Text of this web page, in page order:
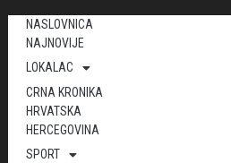
NASLOVNICA
NAJNOVIJE
LOKALAC
CRNA KRONIKA
HRVATSKA
HERCEGOVINA
SPORT